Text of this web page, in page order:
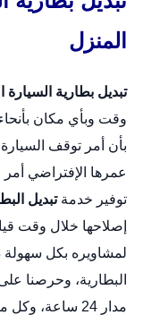
المنزل
تبديل بطارية السيارة
وقت وبأي مكان
بأن أمر توقف السيارة
عمرها الإفتراضي
توفير خدمةتبديل
إصلاحها خلال وقت
لمشاويره بكل
البطارية، وحرصنا
مدار 24 ساعة،